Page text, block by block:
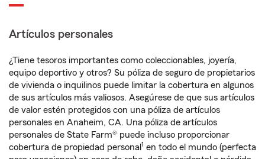
Artículos personales
¿Tiene tesoros importantes como coleccionables, joyería,
equipo deportivo y otros? Su póliza de seguro de propietarios
de vivienda o inquilinos puede limitar la cobertura en algunos
de sus artículos más valiosos. Asegúrese de que sus artículos
de valor estén protegidos con una póliza de artículos
personales en Anaheim, CA. Una póliza de artículos
personales de State Farm® puede incluso proporcionar
cobertura de propiedad personal 1 en todo el mundo (perfecta